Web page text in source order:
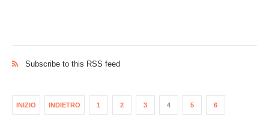
Subscribe to this RSS feed
INIZIO INDIETRO 1 2 3 4 5 6